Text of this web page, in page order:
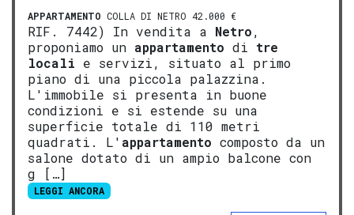
APPARTAMENTO COLLA DI NETRO 42.000 €
RIF. 7442) In vendita a Netro,
proponiamo un appartamento di tre
locali e servizi, situato al primo
piano di una piccola palazzina.
L'immobile si presenta in buone
condizioni e si estende su una
superficie totale di 110 metri
quadrati. L' appartamento composto da un
salone dotato di un ampio balcone con
g […]
LEGGI ANCORA